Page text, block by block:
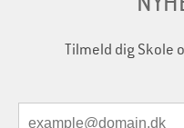
Tilmeld dig Skole